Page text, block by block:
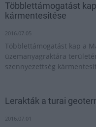
Többlettámogatást
kármentesítése
2016.07.05
Többlettámogatást kap a
üzemanyagraktára
szennyezettség
Lerakták a turai
2016.07.01